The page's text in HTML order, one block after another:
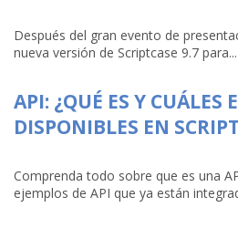
Después del gran evento de
nueva versión de Scriptcase 9.7 para...
API: ¿QUÉ ES Y CUÁLES
DISPONIBLES EN
Comprenda todo sobre que es una
ejemplos de API que ya están